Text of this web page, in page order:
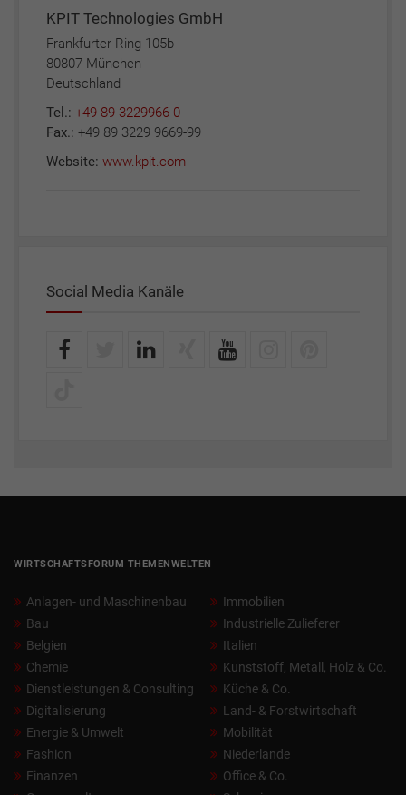
KPIT Technologies GmbH
Frankfurter Ring 105b
80807 München
Deutschland
Tel.: +49 89 3229966-0
Fax.: +49 89 3229 9669-99
Website: www.kpit.com
Social Media Kanäle
WIRTSCHAFTSFORUM THEMENWELTEN
Anlagen- und Maschinenbau
Bau
Belgien
Chemie
Dienstleistungen & Consulting
Digitalisierung
Energie & Umwelt
Fashion
Finanzen
Immobilien
Industrielle Zulieferer
Italien
Kunststoff, Metall, Holz & Co.
Küche & Co.
Land- & Forstwirtschaft
Mobilität
Niederlande
Office & Co.